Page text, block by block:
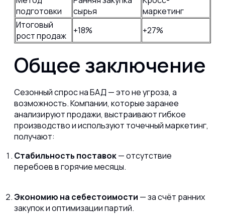
подготовки
сырья
маркетинг
Итоговый
рост продаж
+18% +27%
Общее заключение
Сезонный спрос на БАД — это не угроза, а
возможность.Компании, которые заранее
анализируют продажи, выстраивают гибкое
производство и используют точечный маркетинг,
получают:
Стабильность поставок— отсутствие
перебоев в горячие месяцы.
Экономию на себестоимости — за счёт ранних
закупок и оптимизации партий.